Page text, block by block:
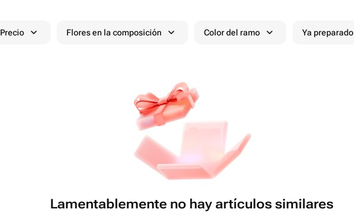
Precio Flores en la composición Color del ramo Ya preparado
Lamentablemente no hay artículos similares